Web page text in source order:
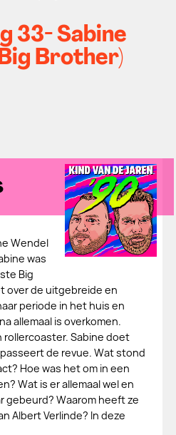
33- Sabine
Brother)
Wendel
was
Big
over de uitgebreide en
periode in het huis en
allemaal is overkomen.
rollercoaster. Sabine doet
de revue. Wat stond
Hoe was het om in een
Wat is er allemaal wel en
gebeurd? Waarom heeft ze
Albert Verlinde? In deze